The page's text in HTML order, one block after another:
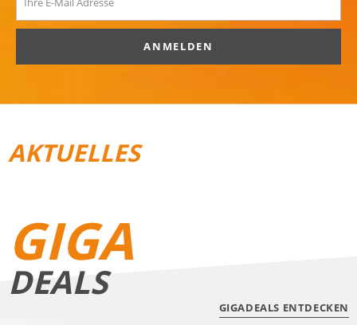
ANMELDEN
AKTUELLES
GIGA
DEALS
GIGADEALS ENTDECKEN